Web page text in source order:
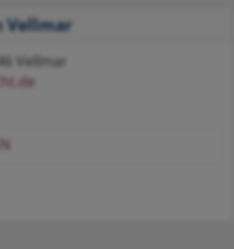
Vellmar
Vellmar